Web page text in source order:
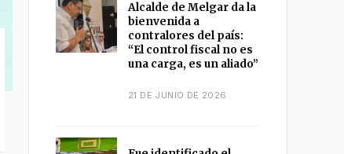
Alcalde de Melgar da la
bienvenida a
contralores del país:
“El control fiscal no es
una carga, es un aliado”
21 DE JUNIO DE 2026